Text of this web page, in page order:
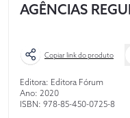
AGÊNCIAS
Copiar link do produto
Editora: Editora Fórum
Ano: 2020
ISBN: 978-85-450-0725-8